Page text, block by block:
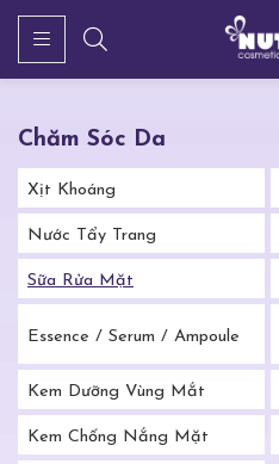
Chăm Sóc Da
Xịt Khoáng
Nước Tẩy Trang
Sữa Rửa Mặt
Essence / Serum / Ampoule
Kem Dưỡng Vùng Mắt
Kem Chống Nắng Mặt